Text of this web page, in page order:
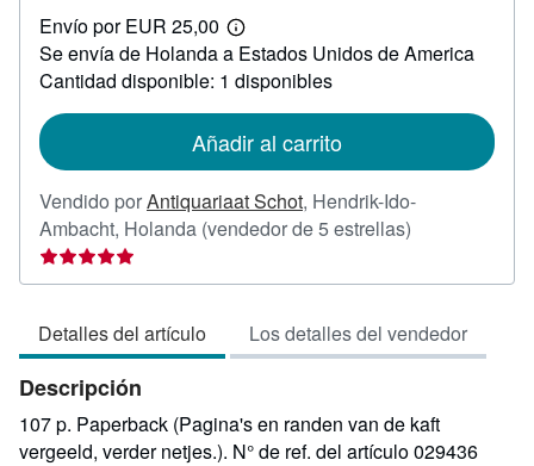
27,60
Envío por EUR 25,00
Más
información
sobre
las
envío
Se envía de Holanda a Estados Unidos de America
Cantidad disponible: 1 disponibles
Añadir al carrito
Vendido porAntiquariaat Schot, Hendrik-Ido-
Ambacht, Holanda (vendedor de 5 estrellas)
vendedor:
de
5
Detalles del artículo Los detalles del vendedor
Descripción
107 p. Paperback (Pagina's en randen van de kaft
vergeeld, verder netjes.). N° de ref. del artículo 029436